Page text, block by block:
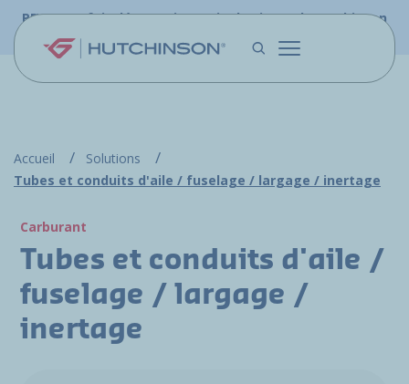
Aller au contenu principal
PFW.aero fait désormais partie du site web Hutchinson
Accueil
Solutions
Tubes et conduits d'aile / fuselage / largage / inertage
Carburant
Tubes et conduits d'aile /
fuselage / largage /
inertage